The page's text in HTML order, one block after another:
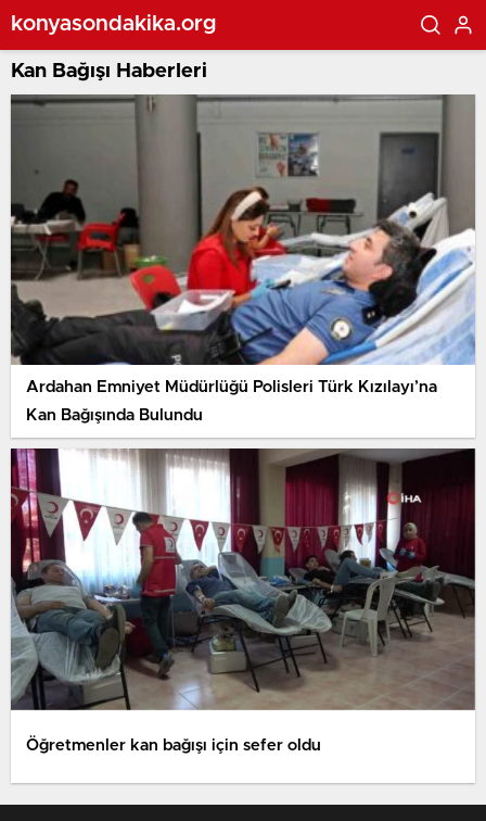
konyasondakika.org
Kan Bağışı Haberleri
Ardahan Emniyet Müdürlüğü Polisleri Türk Kızılayı’na
Kan Bağışında Bulundu
Öğretmenler kan bağışı için sefer oldu